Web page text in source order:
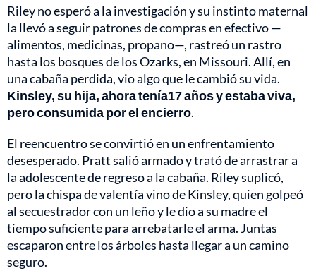
Riley no esperó a la investigación y su instinto maternal
la llevó a seguir patrones de compras en efectivo —
alimentos, medicinas, propano—, rastreó un rastro
hasta los bosques de los Ozarks, en Missouri. Allí, en
una cabaña perdida, vio algo que le cambió su vida.
Kinsley, su hija, ahora tenía17 años y estaba viva,
pero consumida por el encierro.
El reencuentro se convirtió en un enfrentamiento
desesperado. Pratt salió armado y trató de arrastrar a
la adolescente de regreso a la cabaña. Riley suplicó,
pero la chispa de valentía vino de Kinsley, quien golpeó
al secuestrador con un leño y le dio a su madre el
tiempo suficiente para arrebatarle el arma. Juntas
escaparon entre los árboles hasta llegar a un camino
seguro.